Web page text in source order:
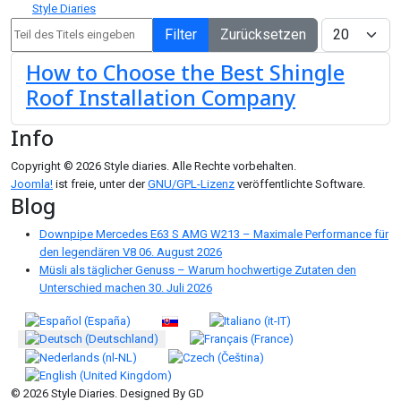
Style Diaries
Filter Zurücksetzen
Anzeige #
How to Choose the Best Shingle
Roof Installation Company
Info
Copyright © 2026 Style diaries. Alle Rechte vorbehalten.
Joomla! ist freie, unter derGNU/GPL-Lizenz veröffentlichte Software.
Blog
Downpipe Mercedes E63 S AMG W213 – Maximale Performance für
den legendären V8 06. August 2026
Müsli als täglicher Genuss – Warum hochwertige Zutaten den
Unterschied machen 30. Juli 2026
Sprache auswählen
© 2026 Style Diaries. Designed By GD